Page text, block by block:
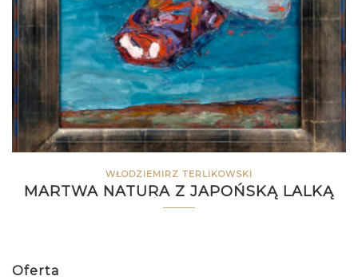
WŁODZIEMIRZ TERLIKOWSKI
MARTWA NATURA Z JAPOŃSKĄ LALKĄ
Oferta